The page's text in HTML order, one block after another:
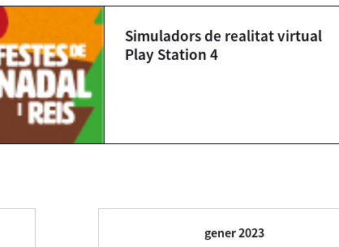
Simuladors de realitat virtual
Play Station 4
gener 2023